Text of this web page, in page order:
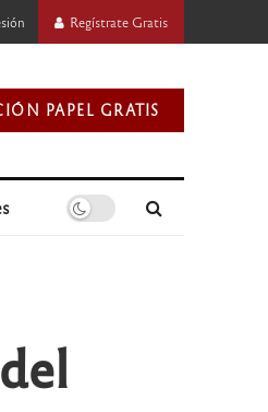
Regístrate Gratis
PAPEL GRATIS